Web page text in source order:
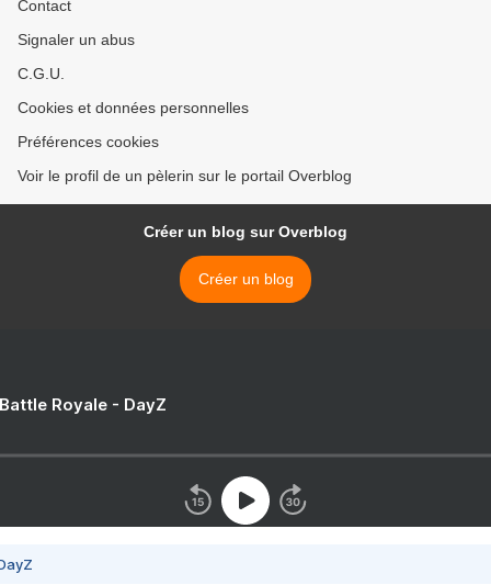
Contact
Signaler un abus
C.G.U.
Cookies et données personnelles
Préférences cookies
Voir le profil de un pèlerin sur le portail Overblog
Créer un blog sur Overblog
Créer un blog
Royale - DayZ